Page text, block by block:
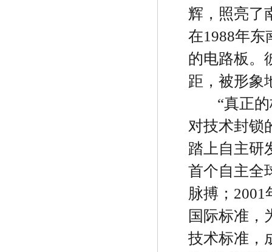
辉，照亮了
在1988年东
的电路板。
距，被形象
“真正
对技术封锁
踏上自主研
首个自主全
脉搏； 2001
国际标准，
技术标准，